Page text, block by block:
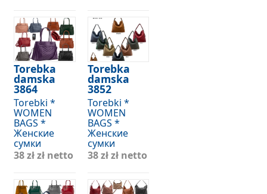
Torebka
damska
3864
Torebki *
WOMEN
BAGS *
Женские
сумки
38 złzł netto
Torebka
damska
3852
Torebki *
WOMEN
BAGS *
Женские
сумки
38 złzł netto